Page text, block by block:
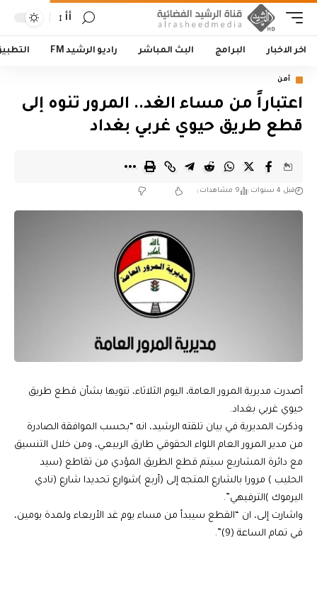
أأ
اخر الاخبار البرامج البث المباشر راديو الرشيد FM
أمن
اعتباراً من مساء الغد.. المرور تنوه إلى
قطع طريق حيوي غربي بغداد
قبل 4 سنوات 9 مشاهدات
أصدرت مديرية المرور العامة، اليوم الثلاثاء، تنويها بشأن قطع طريق
حيوي غربي بغداد.
وذكرت المديرية في بيان تلقته الرشيد، انه “بحسب الموافقة الصادرة
من مدير المرور العام اللواء الحقوقي طارق الربيعي، ومن خلال التنسيق
مع دائرة المشاريع سيتم قطع الطريق المؤدي من تقاطع (سيد
الحليب ) مرورا بالشارع المتجه إلى (أربع )شوارع تحديدا شارع (نادي
اليرموك )الترفيهي”.
واشارت إلى، ان “القطع سيبدأ من مساء يوم غد الأربعاء ولمدة يومين،
في تمام الساعة (9)”.